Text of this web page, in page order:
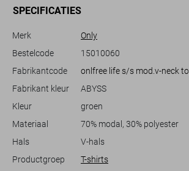
blauwgroene kleur genaamd Abyss geeft een
Dit Only T-shirt is perfect om te combineren met
gelegenheid. Dankzij het duurzame materiaal is
voor dagelijks gebruik of een casual dagje uit. Of
ontspannen middag in het park of een casual
lengte maken het een tijdloos basisstuk in je
SPECIFICATIES
Merk
Only
Bestelcode
15010060
Fabrikantcode
onlfree life s/s mod.v-neck
Fabrikant kleur
ABYSS
Kleur
groen
Materiaal
70% modal, 30% polyester
Hals
V-hals
Productgroep
T-shirts